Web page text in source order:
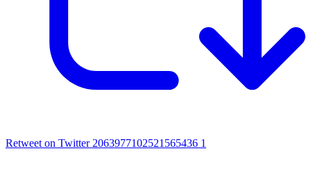
Retweet on Twitter 2063977102521565436 1